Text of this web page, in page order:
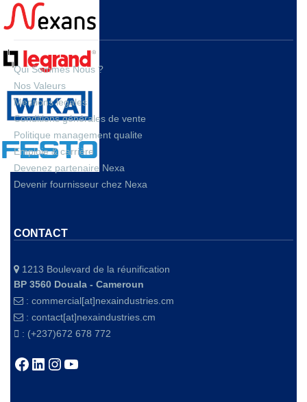
A PROPOS
Qui Sommes Nous ?
Nos Valeurs
Mentions legales
Conditions générales de vente
Politique management qualite
Emploie & carrière
Devenez partenaire Nexa
Devenir fournisseur chez Nexa
CONTACT
1213 Boulevard de la réunification
BP 3560 Douala - Cameroun
: commercial[at]nexaindustries.cm
: contact[at]nexaindustries.cm
: (+237)672 678 772
Facebook
LinkedIn
Instagram
YouTube